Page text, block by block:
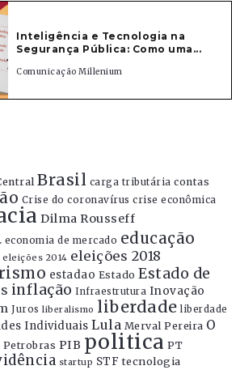
Inteligência e Tecnologia na
Segurança Pública: Como uma...
Comunicação Millenium
Brasil carga tributária contas
Crise do coronavírus crise econômica
Dilma Rousseff
economia de mercado educação
eleições 2014 eleições 2018
estadao Estado Estado de
inflação Infraestrutura Inovação
Juros liberalismo liberdade liberdade
Individuais Lula Merval Pereira O
Petrobras PIB politica PT
startup STF tecnologia